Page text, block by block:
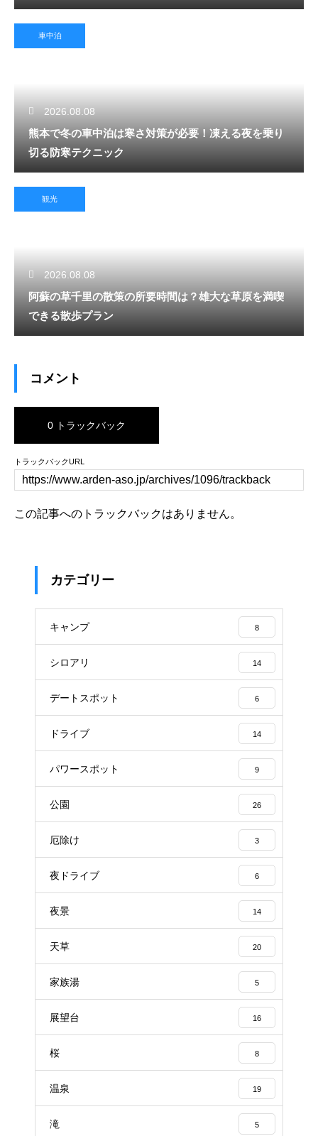
車中泊
2026.08.08
熊本で冬の車中泊は寒さ対策が必要！凍える夜を乗り
切る防寒テクニック
観光
2026.08.08
阿蘇の草千里の散策の所要時間は？雄大な草原を満喫
できる散歩プラン
コメント
0 トラックバック
トラックバックURL
この記事へのトラックバックはありません。
カテゴリー
キャンプ 8
シロアリ 14
デートスポット 6
ドライブ 14
パワースポット 9
公園 26
厄除け 3
夜ドライブ 6
夜景 14
天草 20
家族湯 5
展望台 16
桜 8
温泉 19
滝 5